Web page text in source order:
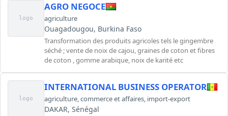
logo
AGRO NEGOCE
agriculture
Ouagadougou, Burkina Faso
Transformation des produits agricoles tels le gingembre
séché ; vente de noix de cajou, graines de coton et fibres
de coton , gomme arabique, noix de karité etc
logo
INTERNATIONAL BUSINESS OPERATOR
agriculture,commerce et affaires, import-export
DAKAR, Sénégal